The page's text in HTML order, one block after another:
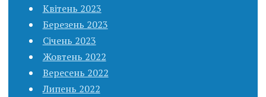
Квітень 2023
Березень 2023
Січень 2023
Жовтень 2022
Вересень 2022
Липень 2022